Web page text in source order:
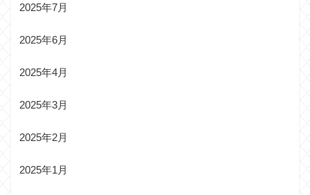
2025年7月
2025年6月
2025年4月
2025年3月
2025年2月
2025年1月